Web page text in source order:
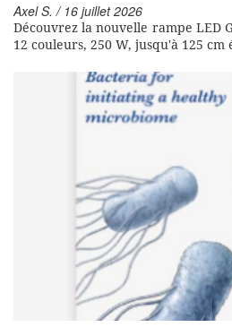
Axel S. / 16 juillet 2026
Découvrez la nouvelle rampe LED
12 couleurs, 250 W, jusqu'à 125 cm